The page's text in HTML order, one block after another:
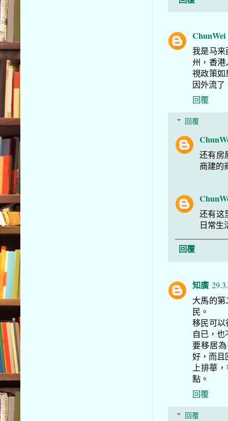
ChunWei
我是马
州，香
視政策
因外流了
回覆
回覆
还有房
商建的
还有这
日常生
回覆
知廣
大馬的
民。
移民可
自已，
要移居
好，而且
上排華
點。
回覆
回覆